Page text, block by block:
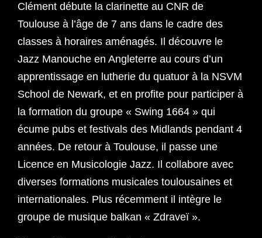
Clément débute la clarinette au CNR de
Toulouse à l’âge de 7 ans dans le cadre des
classes à horaires aménagés. Il découvre le
Jazz Manouche en Angleterre au cours d’un
apprentissage en lutherie du quatuor à la NSVM
School de Newark, et en profite pour participer à
la formation du groupe « Swing 1664 » qui
écume pubs et festivals des Midlands pendant 4
années. De retour à Toulouse, il passe une
Licence en Musicologie Jazz. Il collabore avec
diverses formations musicales toulousaines et
internationales. Plus récemment il intègre le
groupe de musique balkan « Zdraveï ».